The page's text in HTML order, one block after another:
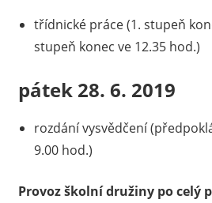
třídnické práce (1. stupeň
stupeň konec ve 12.35 hod.)
pátek 28. 6. 2019
rozdání vysvědčení
9.00 hod.)
Provoz školní družiny po celý